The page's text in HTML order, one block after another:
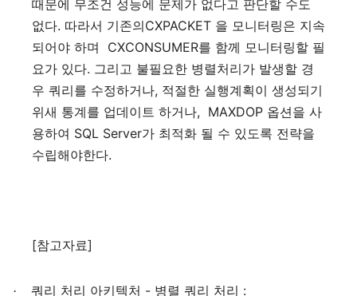
때문에
무조건 성능에 문제가 없다고 판단할 수도
없다. 따라서 기존의 CXPACKET 을 모니터링은 지속
되어야 하며 CXCONSUMER를 함께 모니터링할 필
요가 있다. 그리고 불필요한 병렬처리가 발생할 경
우 쿼리를 수정하거나, 적절한 실행계획이
생성되기
위새 통계를 업데이트 하거나, MAXDOP 옵션을 사
용하여 SQL Server가 최적화 될 수 있도록 전략을
수립해야한다.
[참고자료]
· 쿼리 처리 아키텍처 - 병렬 쿼리 처리
: